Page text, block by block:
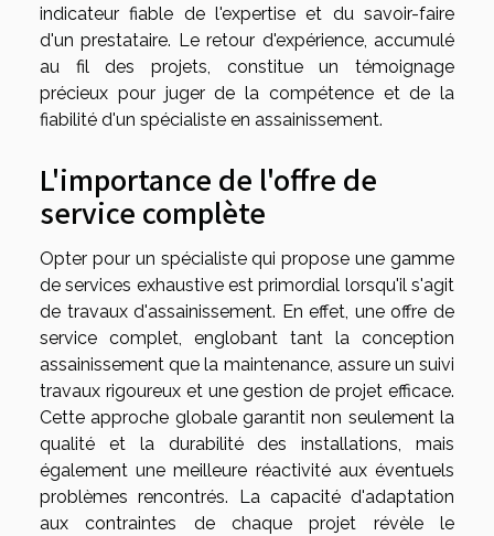
indicateur fiable de l'expertise et du savoir-faire
d'un prestataire. Le retour d'expérience, accumulé
au fil des projets, constitue un témoignage
précieux pour juger de la compétence et de la
fiabilité d'un spécialiste en assainissement.
L'importance de l'offre de
service complète
Opter pour un spécialiste qui propose une gamme
de services exhaustive est primordial lorsqu'il s'agit
de travaux d'assainissement. En effet, une offre de
service complet, englobant tant la conception
assainissement que la maintenance, assure un suivi
travaux rigoureux et une gestion de projet efficace.
Cette approche globale garantit non seulement la
qualité et la durabilité des installations, mais
également une meilleure réactivité aux éventuels
problèmes rencontrés. La capacité d'adaptation
aux contraintes de chaque projet révèle le